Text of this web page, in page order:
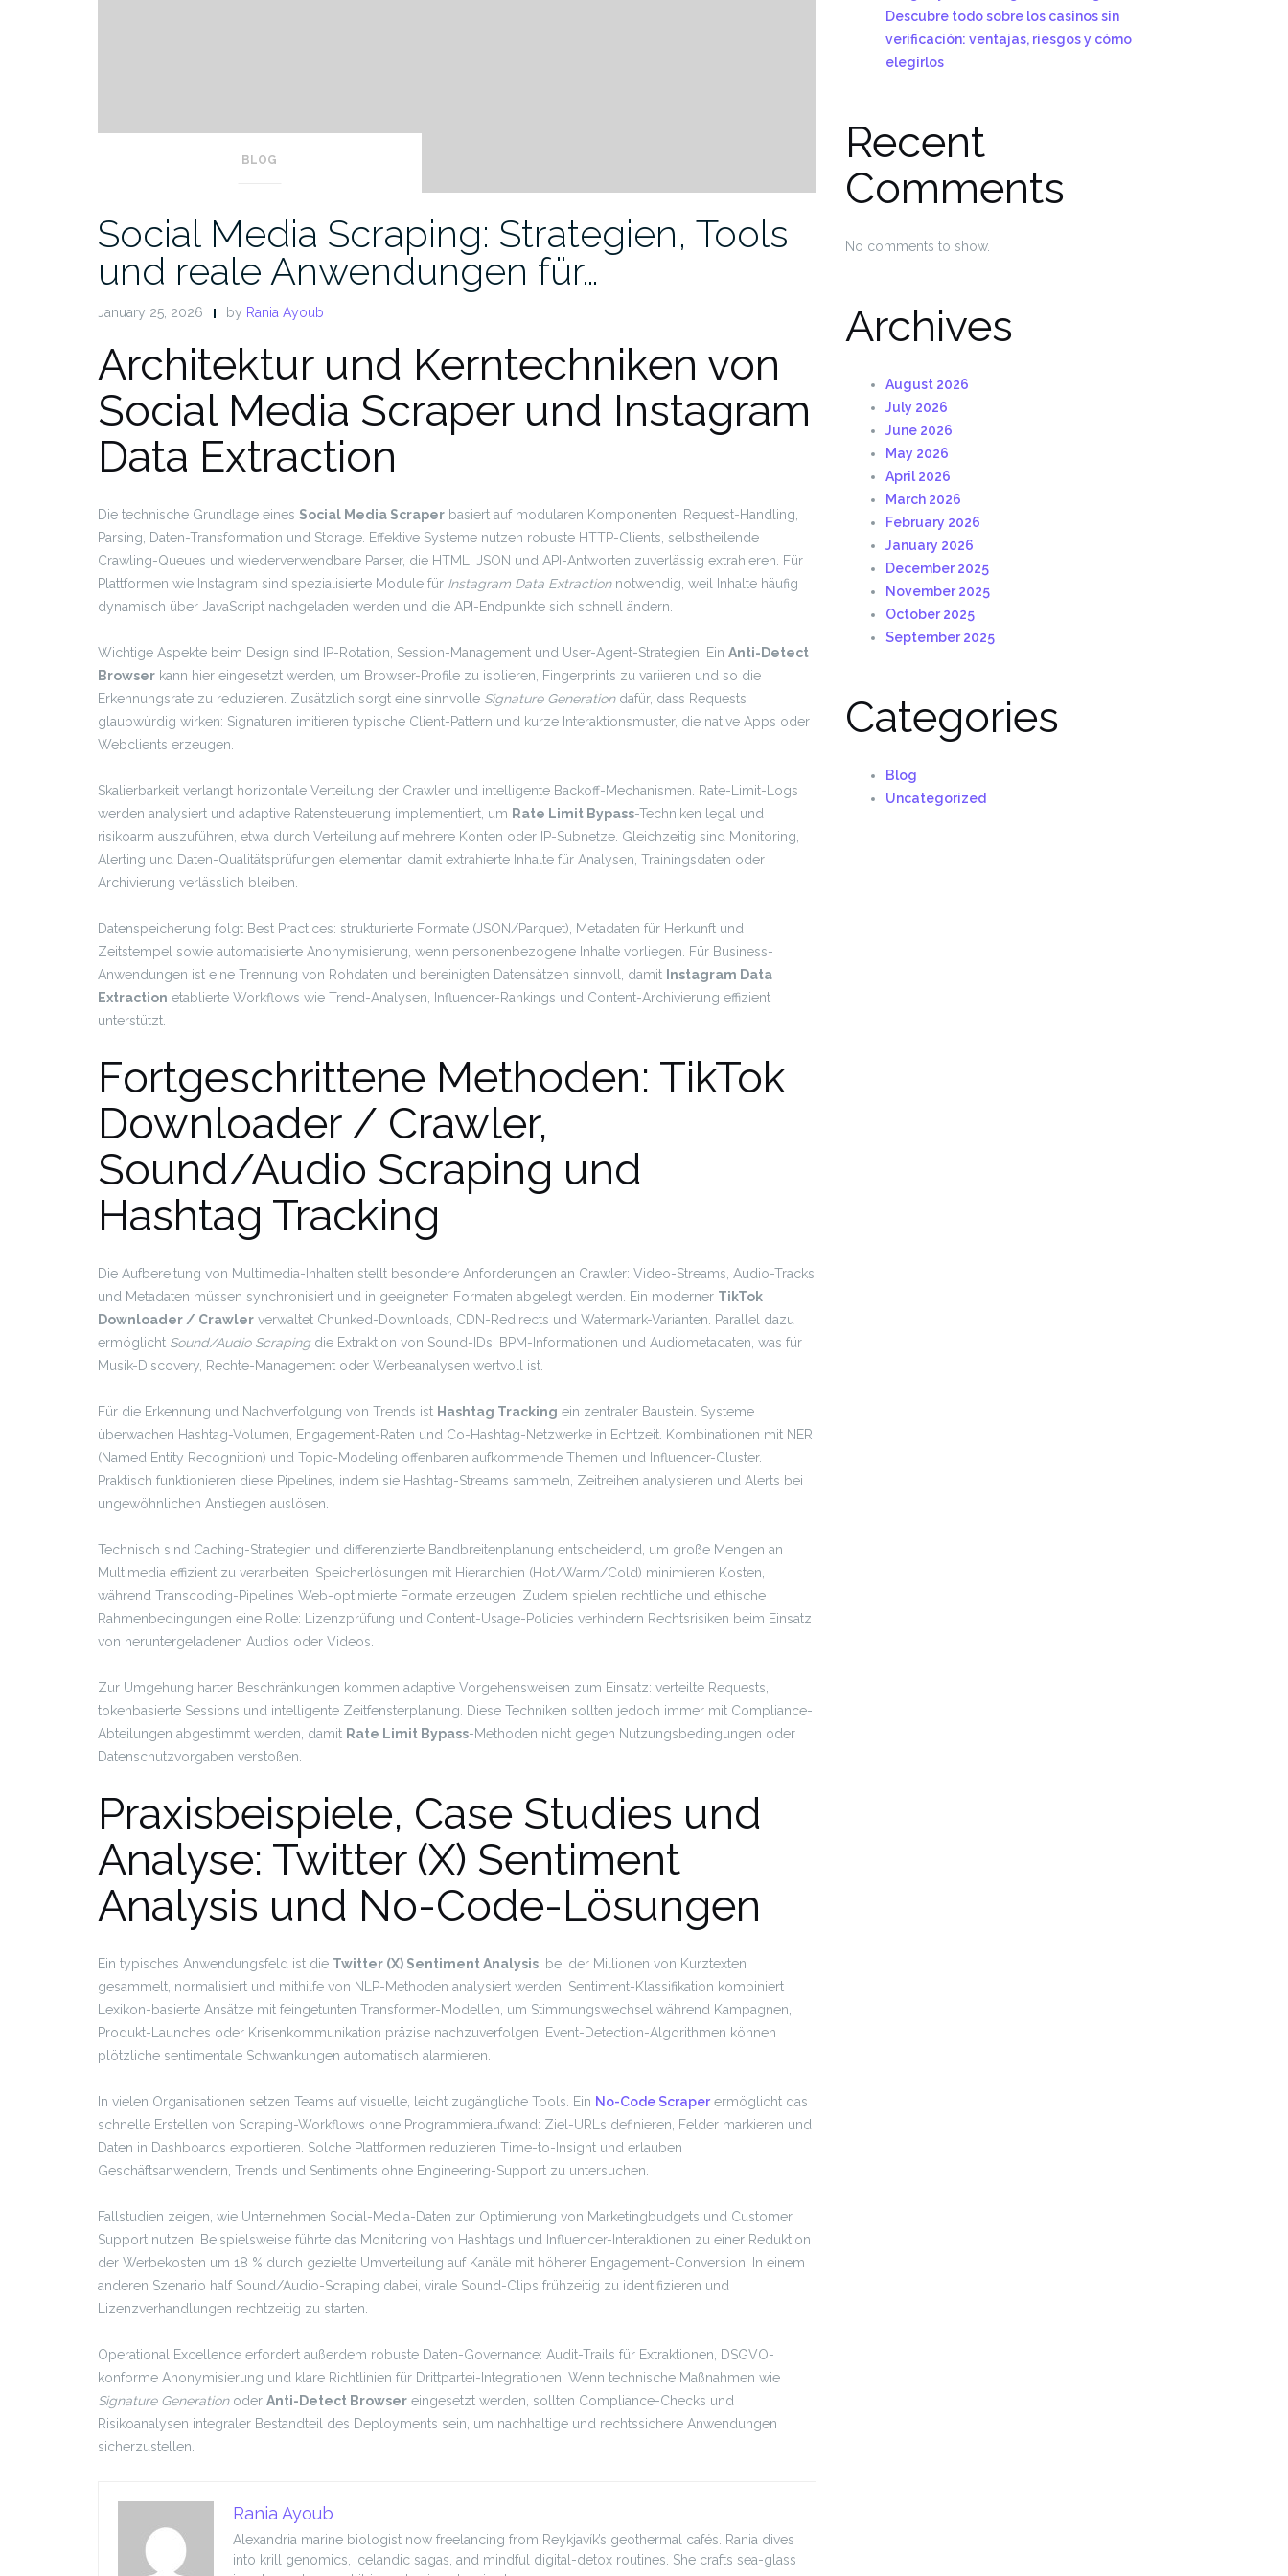
BLOG
Social Media Scraping: Strategien, Tools
und reale Anwendungen für…
January 25, 2026 by Rania Ayoub
Architektur und Kerntechniken von
Social Media Scraper und Instagram
Data Extraction
Die technische Grundlage eines Social Media Scraper basiert auf modularen Komponenten: Request-Handling,
Parsing, Daten-Transformation und Storage. Effektive Systeme nutzen robuste HTTP-Clients, selbstheilende
Crawling-Queues und wiederverwendbare Parser, die HTML, JSON und API-Antworten zuverlässig extrahieren. Für
Plattformen wie Instagram sind spezialisierte Module für Instagram Data Extractionnotwendig, weil Inhalte häufig
dynamisch über JavaScript nachgeladen werden und die API-Endpunkte sich schnell ändern.
Wichtige Aspekte beim Design sind IP-Rotation, Session-Management und User-Agent-Strategien. Ein Anti-Detect
Browser kann hier eingesetzt werden, um Browser-Profile zu isolieren, Fingerprints zu variieren und so die
Erkennungsrate zu reduzieren. Zusätzlich sorgt eine sinnvolle Signature Generationdafür, dass Requests
glaubwürdig wirken: Signaturen imitieren typische Client-Pattern und kurze Interaktionsmuster, die native Apps oder
Webclients erzeugen.
Skalierbarkeit verlangt horizontale Verteilung der Crawler und intelligente Backoff-Mechanismen. Rate-Limit-Logs
werden analysiert und adaptive Ratensteuerung implementiert, um Rate Limit Bypass-Techniken legal und
risikoarm auszuführen, etwa durch Verteilung auf mehrere Konten oder IP-Subnetze. Gleichzeitig sind Monitoring,
Alerting und Daten-Qualitätsprüfungen elementar, damit extrahierte Inhalte für Analysen, Trainingsdaten oder
Archivierung verlässlich bleiben.
Datenspeicherung folgt Best Practices: strukturierte Formate (JSON/Parquet), Metadaten für Herkunft und
Zeitstempel sowie automatisierte Anonymisierung, wenn personenbezogene Inhalte vorliegen. Für Business-
Anwendungen ist eine Trennung von Rohdaten und bereinigten Datensätzen sinnvoll, damit Instagram Data
Extraction etablierte Workflows wie Trend-Analysen, Influencer-Rankings und Content-Archivierung effizient
unterstützt.
Fortgeschrittene Methoden: TikTok
Downloader / Crawler,
Sound/Audio Scraping und
Hashtag Tracking
Die Aufbereitung von Multimedia-Inhalten stellt besondere Anforderungen an Crawler: Video-Streams, Audio-Tracks
und Metadaten müssen synchronisiert und in geeigneten Formaten abgelegt werden. Ein moderner TikTok
Downloader / Crawler verwaltet Chunked-Downloads, CDN-Redirects und Watermark-Varianten. Parallel dazu
ermöglicht Sound/Audio Scrapingdie Extraktion von Sound-IDs, BPM-Informationen und Audiometadaten, was für
Musik-Discovery, Rechte-Management oder Werbeanalysen wertvoll ist.
Für die Erkennung und Nachverfolgung von Trends ist Hashtag Tracking ein zentraler Baustein. Systeme
überwachen Hashtag-Volumen, Engagement-Raten und Co-Hashtag-Netzwerke in Echtzeit. Kombinationen mit NER
(Named Entity Recognition) und Topic-Modeling offenbaren aufkommende Themen und Influencer-Cluster.
Praktisch funktionieren diese Pipelines, indem sie Hashtag-Streams sammeln, Zeitreihen analysieren und Alerts bei
ungewöhnlichen Anstiegen auslösen.
Technisch sind Caching-Strategien und differenzierte Bandbreitenplanung entscheidend, um große Mengen an
Multimedia effizient zu verarbeiten. Speicherlösungen mit Hierarchien (Hot/Warm/Cold) minimieren Kosten,
während Transcoding-Pipelines Web-optimierte Formate erzeugen. Zudem spielen rechtliche und ethische
Rahmenbedingungen eine Rolle: Lizenzprüfung und Content-Usage-Policies verhindern Rechtsrisiken beim Einsatz
von heruntergeladenen Audios oder Videos.
Zur Umgehung harter Beschränkungen kommen adaptive Vorgehensweisen zum Einsatz: verteilte Requests,
tokenbasierte Sessions und intelligente Zeitfensterplanung. Diese Techniken sollten jedoch immer mit Compliance-
Abteilungen abgestimmt werden, damit Rate Limit Bypass-Methoden nicht gegen Nutzungsbedingungen oder
Datenschutzvorgaben verstoßen.
Praxisbeispiele, Case Studies und
Analyse: Twitter (X) Sentiment
Analysis und No-Code-Lösungen
Ein typisches Anwendungsfeld ist die Twitter (X) Sentiment Analysis , bei der Millionen von Kurztexten
gesammelt, normalisiert und mithilfe von NLP-Methoden analysiert werden. Sentiment-Klassifikation kombiniert
Lexikon-basierte Ansätze mit feingetunten Transformer-Modellen, um Stimmungswechsel während Kampagnen,
Produkt-Launches oder Krisenkommunikation präzise nachzuverfolgen. Event-Detection-Algorithmen können
plötzliche sentimentale Schwankungen automatisch alarmieren.
In vielen Organisationen setzen Teams auf visuelle, leicht zugängliche Tools. Ein No-Code Scraperermöglicht das
schnelle Erstellen von Scraping-Workflows ohne Programmieraufwand: Ziel-URLs definieren, Felder markieren und
Daten in Dashboards exportieren. Solche Plattformen reduzieren Time-to-Insight und erlauben
Geschäftsanwendern, Trends und Sentiments ohne Engineering-Support zu untersuchen.
Fallstudien zeigen, wie Unternehmen Social-Media-Daten zur Optimierung von Marketingbudgets und Customer
Support nutzen. Beispielsweise führte das Monitoring von Hashtags und Influencer-Interaktionen zu einer Reduktion
der Werbekosten um 18 % durch gezielte Umverteilung auf Kanäle mit höherer Engagement-Conversion. In einem
anderen Szenario half Sound/Audio-Scraping dabei, virale Sound-Clips frühzeitig zu identifizieren und
Lizenzverhandlungen rechtzeitig zu starten.
Operational Excellence erfordert außerdem robuste Daten-Governance: Audit-Trails für Extraktionen, DSGVO-
konforme Anonymisierung und klare Richtlinien für Drittpartei-Integrationen. Wenn technische Maßnahmen wie
Signature Generationoder Anti-Detect Browser eingesetzt werden, sollten Compliance-Checks und
Risikoanalysen integraler Bestandteil des Deployments sein, um nachhaltige und rechtssichere Anwendungen
sicherzustellen.
Rania Ayoub
Alexandria marine biologist now freelancing from Reykjavík’s geothermal cafés. Rania dives
into krill genomics, Icelandic sagas, and mindful digital-detox routines. She crafts sea-glass
Descubre todo sobre los casinos sin
verificación: ventajas, riesgos y cómo
elegirlos
Recent
Comments
No comments to show.
Archives
August 2026
July 2026
June 2026
May 2026
April 2026
March 2026
February 2026
January 2026
December 2025
November 2025
October 2025
September 2025
Categories
Blog
Uncategorized